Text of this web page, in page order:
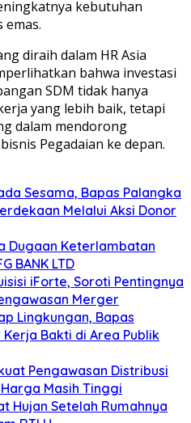
kebutuhan
emas.
diraih dalam HR Asia
bahwa investasi
SDM tidak hanya
yang lebih baik, tetapi
dalam mendorong
Pegadaian ke depan.
Sesama, Bapas Palangka
Melalui Aksi Donor
Dugaan Keterlambatan
BANK LTD
iForte, Soroti Pentingnya
Merger
Lingkungan, Bapas
Bakti di Area Publik
Pengawasan Distribusi
Masih Tinggi
Hujan Setelah Rumahnya